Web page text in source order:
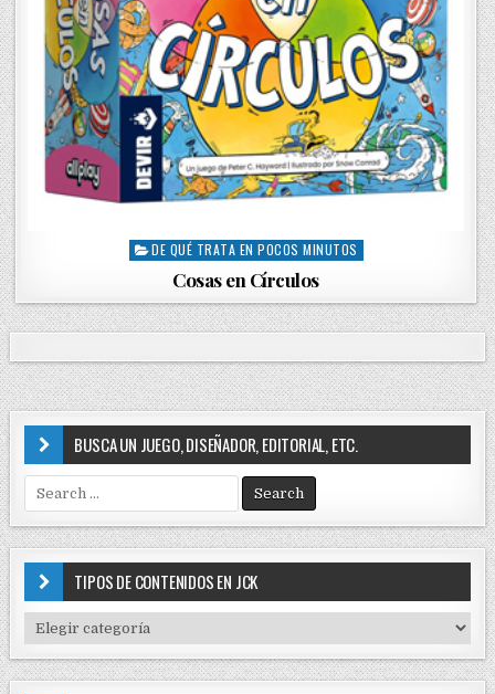
P
t
e
d
i
n
DE QUÉ TRATA EN POCOS MINUTOS
Cosas en Círculos
BUSCA UN JUEGO, DISEÑADOR, EDITORIAL, ETC.
e
a
r
f
r
:
TIPOS DE CONTENIDOS EN JCK
I
P